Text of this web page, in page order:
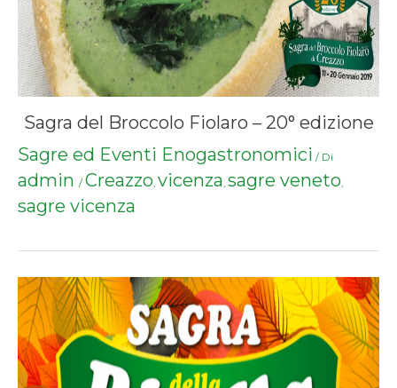
Sagra del Broccolo Fiolaro – 20° edizione
Sagre ed Eventi Enogastronomici / Di
admin / Creazzo, vicenza, sagre veneto,
sagre vicenza